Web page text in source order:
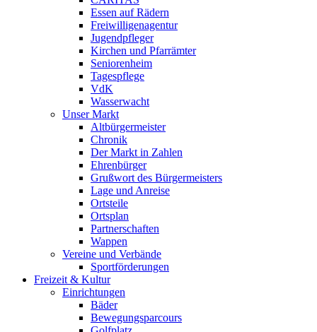
Essen auf Rädern
Freiwilligenagentur
Jugendpfleger
Kirchen und Pfarrämter
Seniorenheim
Tagespflege
VdK
Wasserwacht
Unser Markt
Altbürgermeister
Chronik
Der Markt in Zahlen
Ehrenbürger
Grußwort des Bürgermeisters
Lage und Anreise
Ortsteile
Ortsplan
Partnerschaften
Wappen
Vereine und Verbände
Sportförderungen
Freizeit & Kultur
Einrichtungen
Bäder
Bewegungsparcours